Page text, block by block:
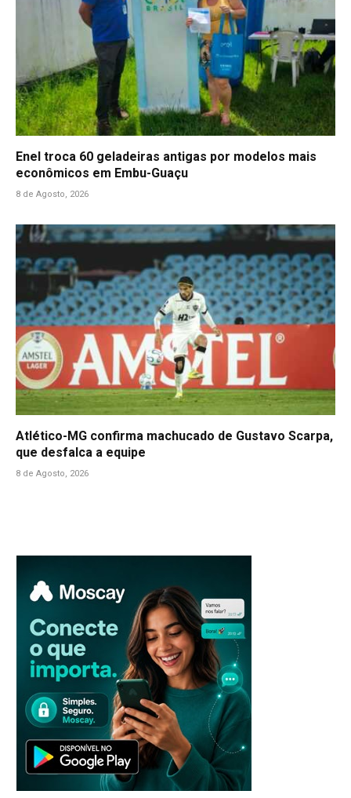
Enel troca 60 geladeiras antigas por modelos mais
econômicos em Embu-Guaçu
8 de Agosto, 2026
Atlético-MG confirma machucado de Gustavo Scarpa,
que desfalca a equipe
8 de Agosto, 2026